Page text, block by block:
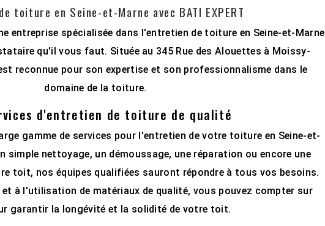
toiture en Seine-et-Marne avec BATI EXPERT
entreprise spécialisée dans l'entretien de toiture en Seine-et-Marne
qu'il vous faut. Située au 345 Rue des Alouettes à Moissy-
est reconnue pour son expertise et son professionnalisme dans le
domaine de la toiture.
d'entretien de toiture de qualité
gamme de services pour l'entretien de votre toiture en Seine-et-
simple nettoyage, un démoussage, une réparation ou encore une
toit, nos équipes qualifiées sauront répondre à tous vos besoins.
à l'utilisation de matériaux de qualité, vous pouvez compter sur
garantir la longévité et la solidité de votre toit.